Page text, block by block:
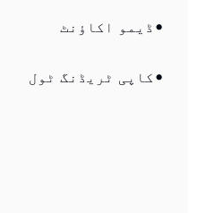
ڈیمو اکاؤنٹ
کاپی ٹریڈنگ ٹول